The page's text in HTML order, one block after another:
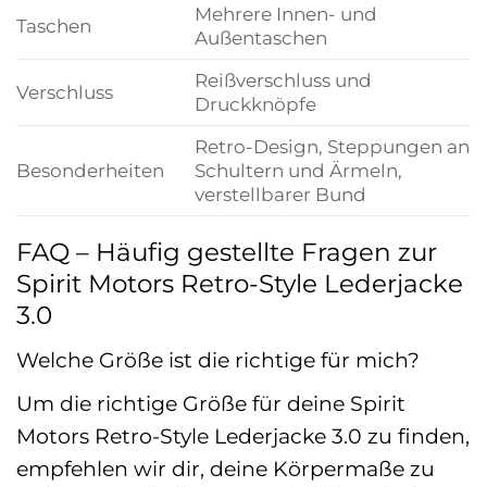
Taschen
Mehrere Innen- und
Außentaschen
Verschluss
Reißverschluss und
Druckknöpfe
Besonderheiten
Retro-Design, Steppungen an
Schultern und Ärmeln,
verstellbarer Bund
FAQ – Häufig gestellte Fragen zur
Spirit Motors Retro-Style Lederjacke
3.0
Welche Größe ist die richtige für mich?
Um die richtige Größe für deine Spirit
Motors Retro-Style Lederjacke 3.0 zu finden,
empfehlen wir dir, deine Körpermaße zu